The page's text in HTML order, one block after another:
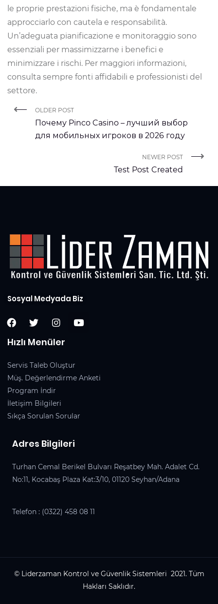
le proprie prestazioni fisiche, ma è fondamentale
approcciarlo con cautela e responsabilità.
Un’adeguata pianificazione e monitoraggio sono
essenziali per massimizzarne i benefici e
minimizzare i rischi. Per maggiori informazioni,
consulta sempre fonti affidabili e professionisti del
settore.
OLDER POST
Почему Pinco Casino – лучший выбор
для мобильных игроков в 2026 году
NEWER POST
Test Post Created
Sosyal Medyada Biz
Hızlı Menüler
Servis Taleb Oluştur
Müş. Değerlendirme Anketi
Program İndir
İletişim Bilgileri
Sıkça Sorulan Sorular
Adres Bilgileri
Turhan Cemal Berikel Bulvarı Reşatbey Mah. Adalet Cd.
No:11, Kocabaş Plaza Kat:3/10, 01120 Seyhan/Adana
Telefon : (0322) 458 08 11
© Liderzaman Kontrol ve Güvenlik Sistemleri 2021. Tüm
Hakları Saklıdır.